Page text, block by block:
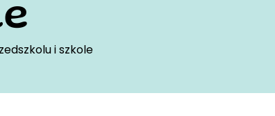
i szkole